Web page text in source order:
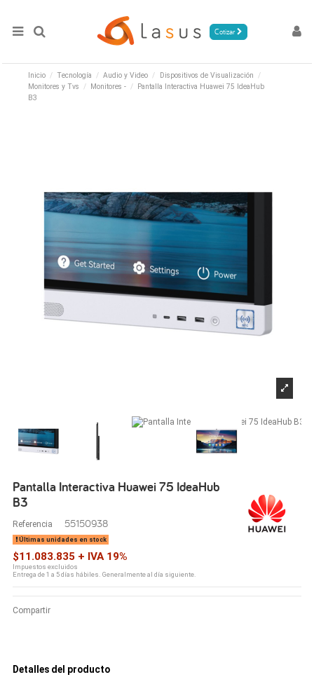
Cotizar
Inicio Tecnología Audio y Video
Dispositivos de Visualización
Monitores y Tvs
Monitores -
Pantalla Interactiva Huawei 75 IdeaHub
B3
Pantalla Interactiva Huawei 75 IdeaHub
B3
Referencia 55150938
Últimas unidades en stock
$11.083.835 + IVA 19%
Impuestos excluidos
Entrega de 1 a 5 días hábiles. Generalmente al día siguiente.
Compartir
Detalles del producto